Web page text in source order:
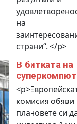
на
страни“. </p>
В битката на
комисия обяви
плановете си